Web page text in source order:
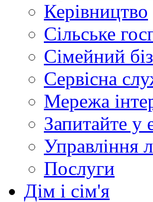
Керівництво
Сільське
Сімейний
Сервісна
Мережа
Запитайте у
Управління
Послуги
Дім і сім'я